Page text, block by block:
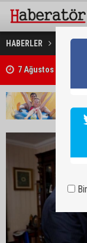
HABERLER GÜNDEM
7 Ağustos 2026
Trafik kazasında